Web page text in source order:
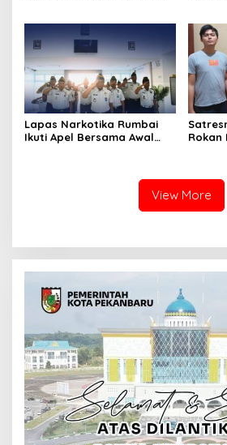
Lapas Narkotika Rumbai
Ikuti Apel Bersama Awal
Rokan
View More